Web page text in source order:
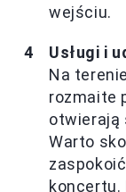
wejściu.
Usługi i
Na
rozmaite
otwierają
Warto
koncertu.